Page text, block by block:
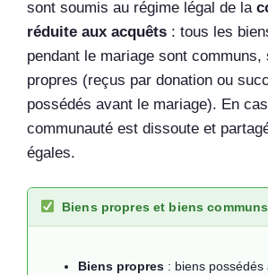
sont soumis au régime légal de la
réduite aux acquêts : tous les
pendant le mariage sont communs,
propres (reçus par donation ou
possédés avant le mariage). En
communauté est dissoute et
égales.
Biens propres et biens communs
Biens propres : biens possédés